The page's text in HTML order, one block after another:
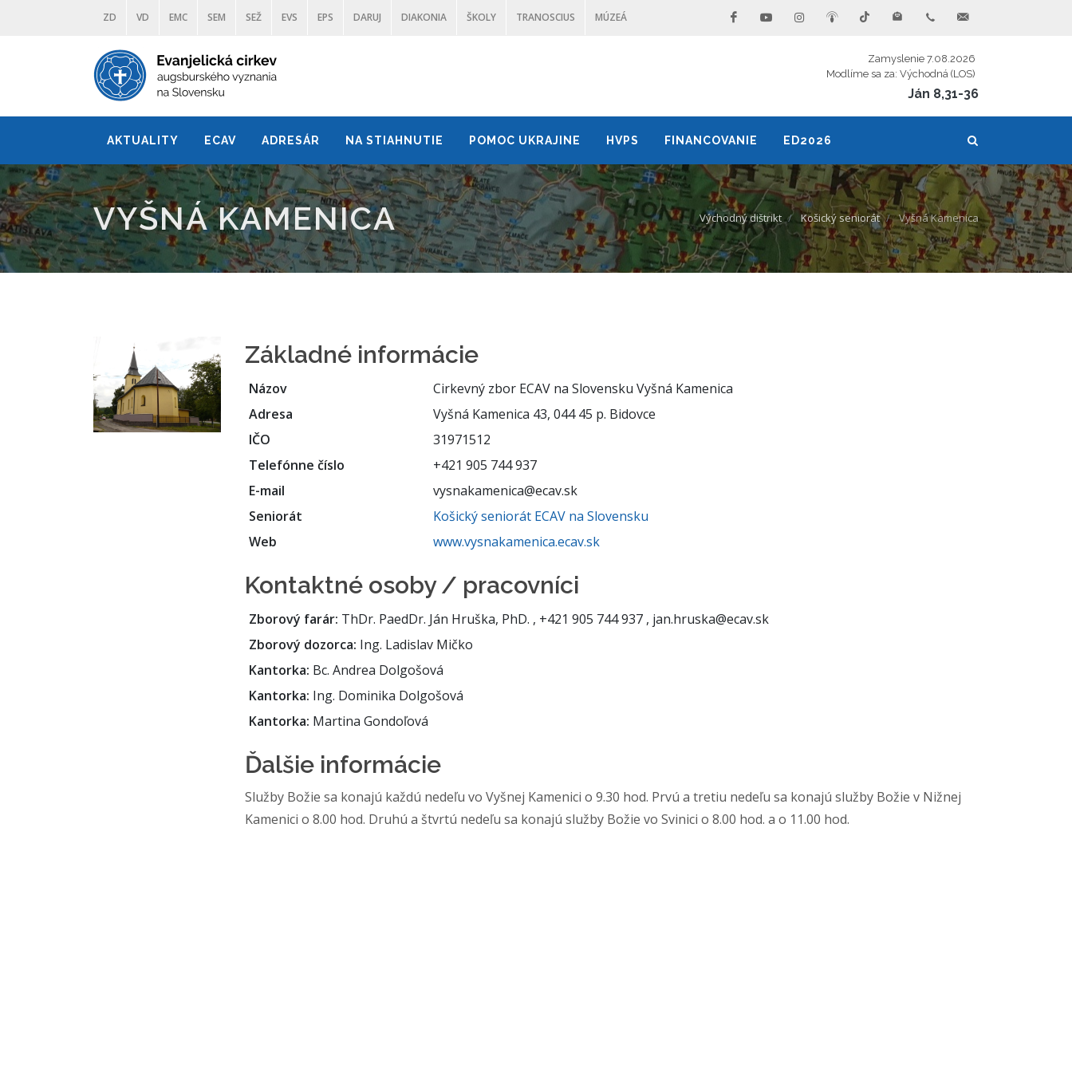
ZD VD EMC SEM SEŽ EVS EPS DARUJ DIAKONIA ŠKOLY TRANOSCIUS MÚZEÁ
Zamyslenie 7.08.2026
Modlíme sa za: Východná (LOS)
Ján 8,31-36
AKTUALITY ECAV ADRESÁR NA STIAHNUTIE POMOC UKRAJINE HVPS FINANCOVANIE ED2026
VYŠNÁ KAMENICA Východný dištrikt Košický seniorát Vyšná Kamenica
Základné informácie
Názov
Cirkevný zbor ECAV na Slovensku Vyšná Kamenica
Adresa
Vyšná Kamenica 43, 044 45 p. Bidovce
IČO
31971512
Telefónne číslo
+421 905 744 937
E-mail
vysnakamenica@ecav.sk
Seniorát
Košický seniorát ECAV na Slovensku
Web
www.vysnakamenica.ecav.sk
Kontaktné osoby / pracovníci
Zborový farár: ThDr. PaedDr. Ján Hruška, PhD. , +421 905 744 937 , jan.hruska@ecav.sk
Zborový dozorca: Ing. Ladislav Mičko
Kantorka: Bc. Andrea Dolgošová
Kantorka: Ing. Dominika Dolgošová
Kantorka: Martina Gondoľová
Ďalšie informácie
Služby Božie sa konajú každú nedeľu vo Vyšnej Kamenici o 9.30 hod. Prvú a tretiu nedeľu sa konajú služby Božie v Nižnej
Kamenici o 8.00 hod. Druhú a štvrtú nedeľu sa konajú služby Božie vo Svinici o 8.00 hod. a o 11.00 hod.